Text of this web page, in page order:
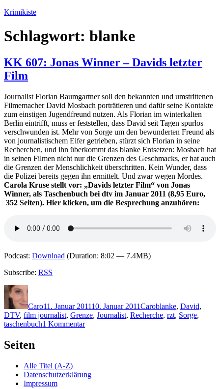
Zum
springen
Krimikiste
Schlagwort: blanke
KK 607: Jonas Winner – Davids letzter
Film
Journalist Florian Baumgartner soll den bekannten und umstrittenen
Filmemacher David Mosbach porträtieren und dafür seine Kontakte
zum einstigen Jugendfreund nutzen. Als Florian im winterkalten
Berlin eintrifft, muss er feststellen, dass David seit Tagen spurlos
verschwunden ist. Mehr von Sorge um den bewunderten Freund als
von journalistischem Eifer getrieben, stürzt sich Florian in seine
Recherchen, und ihn überkommt das blanke Entsetzen: Mosbach hat
in seinen Filmen nicht nur die Grenzen des Geschmacks, er hat auch
die Grenzen der Menschlichkeit überschritten. Kein Wunder, dass
die Polizei bereits gegen ihn ermittelt. Und zwar wegen Mordes.
Carola Kruse stellt vor: „Davids letzter Film“ von Jonas
Winner, als Taschenbuch bei dtv im Januar 2011 (8,95 Euro,
352 Seiten). Hier klicken, um die Besprechung anzuhören:
Podcast: Download (Duration: 8:02 — 7.4MB)
Subscribe: RSS
Autor
Caro11. Januar 201110. Januar 2011Caroblanke, David,
DTV, film journalist, Grenze, Journalist, Recherche, rzt, Sorge,
taschenbuch1 Kommentarzu
Davids
Seiten
Alle Titel (A-Z)
Datenschutzerklärung
Impressum